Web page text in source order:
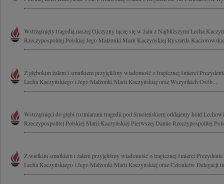
Wstrząśnięty tragedią naszej Ojczyzny łączę się w żalu z Najbliższymi Lecha
Rzeczypospolitej Polskiej Jego Małżonki Marii Kaczyńskiej Ryszarda
Z głębokim żalem i smutkiem przyjęliśmy wiadomość o tragicznej śmierci
Lecha Kaczyńskiego i Jego Małżonki Marii Kaczyńskiej oraz Wszystkich Osób...
Wstrząśnięci do głębi rozmiarami tragedii pod Smoleńskiem oddajemy hołd
Rzeczypospolitej Polskiej Marii Kaczyńskiej Pierwszej Damie Rzeczypospolitej
Z wielkim smutkiem i żalem przyjęliśmy wiadomość o tragicznej śmierci
Lecha Kaczyńskiego i Jego Małżonki Marii Kaczyńskiej oraz Członków Delegacji